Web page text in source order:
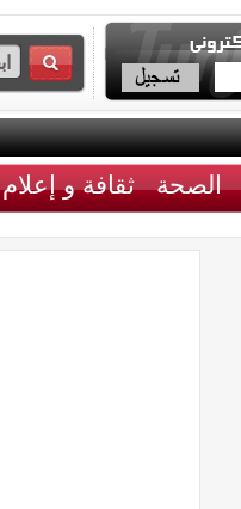
الصحة ثقافة و إعلام